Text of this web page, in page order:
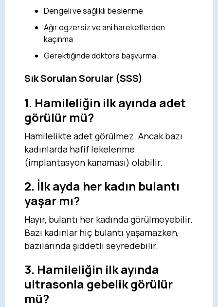
Dengeli ve sağlıklı beslenme
Ağır egzersiz ve ani hareketlerden
kaçınma
Gerektiğinde doktora başvurma
Sık Sorulan Sorular (SSS)
1. Hamileliğin ilk ayında adet
görülür mü?
Hamilelikte adet görülmez. Ancak bazı
kadınlarda hafif lekelenme
(implantasyon kanaması) olabilir.
2. İlk ayda her kadın bulantı
yaşar mı?
Hayır, bulantı her kadında görülmeyebilir.
Bazı kadınlar hiç bulantı yaşamazken,
bazılarında şiddetli seyredebilir.
3. Hamileliğin ilk ayında
ultrasonla gebelik görülür
mü?